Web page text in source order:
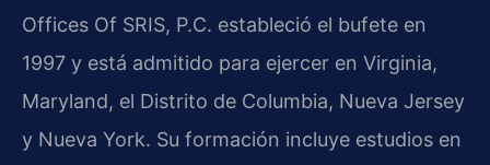
Offices Of SRIS, P.C. estableció el bufete en
1997 y está admitido para ejercer en Virginia,
Maryland, el Distrito de Columbia, Nueva Jersey
y Nueva York. Su formación incluye estudios en